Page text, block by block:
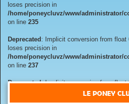
loses precision in
/home/poneycluvz/www/administrator/
on line 235
Deprecated : Implicit conversion from float
loses precision in
/home/poneycluvz/www/administrator/
on line 237
Deprecated: Implicit conversion from float
/home/poneycluvz/www/
LE PONEY